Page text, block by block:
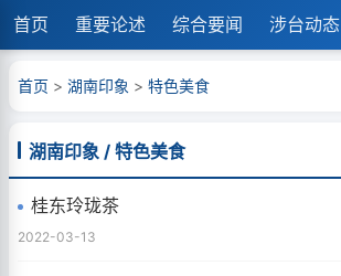
首页 重要论述 综合要闻 涉台动态
首页 > 湖南印象 > 特色美食
湖南印象 / 特色美食
桂东玲珑茶
2022-03-13